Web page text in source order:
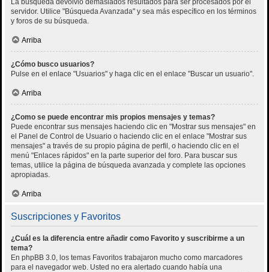
La búsqueda devolvió demasiados resultados para ser procesados por el
servidor. Utilice "Búsqueda Avanzada" y sea más específico en los términos
y foros de su búsqueda.
Arriba
¿Cómo busco usuarios?
Pulse en el enlace "Usuarios" y haga clic en el enlace "Buscar un usuario".
Arriba
¿Como se puede encontrar mis propios mensajes y temas?
Puede encontrar sus mensajes haciendo clic en "Mostrar sus mensajes" en
el Panel de Control de Usuario o haciendo clic en el enlace "Mostrar sus
mensajes" a través de su propio página de perfil, o haciendo clic en el
menú "Enlaces rápidos" en la parte superior del foro. Para buscar sus
temas, utilice la página de búsqueda avanzada y complete las opciones
apropiadas.
Arriba
Suscripciones y Favoritos
¿Cuál es la diferencia entre añadir como Favorito y suscribirme a un
tema?
En phpBB 3.0, los temas Favoritos trabajaron mucho como marcadores
para el navegador web. Usted no era alertado cuando había una